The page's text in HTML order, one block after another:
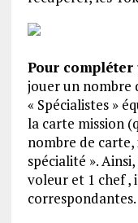
Pour compléter
jouer un nombre
« Spécialistes »
la carte mission
nombre de
spécialité ».
voleur et 1 chef ,
correspondantes.